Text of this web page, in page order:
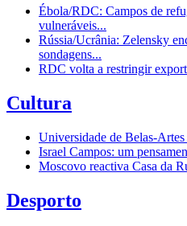
Ébola/RDC: Campos de
vulneráveis...
Rússia/Ucrânia: Zelensky
sondagens...
RDC volta a restringir
Cultura
Universidade de Belas-
Israel Campos: um
Moscovo reactiva Casa da
Desporto